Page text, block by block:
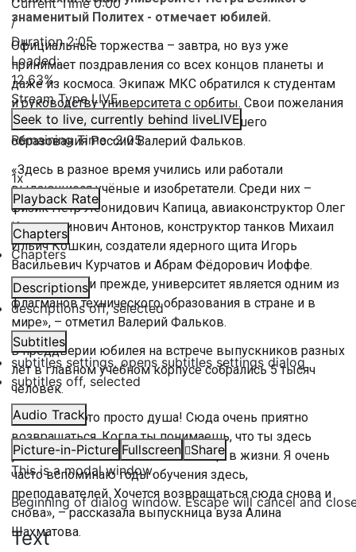
Current Time0:00
/
Duration2:05
Loaded:
12.63%
Stream TypeLIVE
Seek to live, currently behind liveLIVE
Remaining Time-2:05
1x
Playback Rate
Chapters
Chapters
Descriptions
descriptions off, selected
Subtitles
subtitles settings, opens subtitles settings dialog
subtitles off, selected
Audio Track
Picture-in-Picture Fullscreen
Share
This is a modal window.
Beginning of dialog window. Escape will cancel and
Text
знаменитый Политех - отмечает юбилей.
Официальные торжества – завтра, но вуз уже
принимает поздравления со всех концов планеты и
даже из космоса. Экипаж МКС обратился к студентам
и руководству университета с орбиты. Свои пожелания
также направил министр науки и высшего
образования России Валерий Фальков.
«Здесь в разное время учились или работали
выдающиеся учёные и изобретатели. Среди них –
физик Пётр Леонидович Капица, авиаконструктор Олег
Константинович Антонов, конструктор танков Михаил
Ильич Кошкин, создатели ядерного щита Игорь
Васильевич Курчатов и Абрам Фёдорович Иоффе.
Сегодня, как и прежде, университет является одним из
флагманов технического образования в стране и в
мире», – отметил Валерий Фальков.
В преддверии юбилея на встрече выпускников разных
лет в главном учебном корпусе собрались 5 тысяч
человек.
«Политех – это просто душа! Сюда очень приятно
возвращаться. Когда ты понимаешь, что ты здесь
учился – это очень значимо вообще в жизни. Я очень
часто вспоминаю годы обучения здесь,
преподавателей. Хочется возвращаться сюда снова и
снова», – рассказала выпускница вуза Алина
Шахматова.